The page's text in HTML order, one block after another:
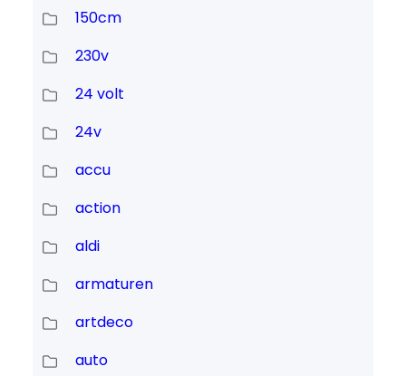
150cm
230v
24 volt
24v
accu
action
aldi
armaturen
artdeco
auto